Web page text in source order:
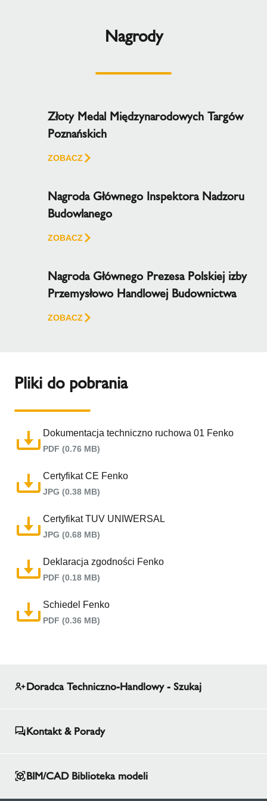
Nagrody
Złoty Medal Międzynarodowych Targów
Poznańskich
ZOBACZ
Nagroda Głównego Inspektora Nadzoru
Budowlanego
ZOBACZ
Nagroda Głównego Prezesa Polskiej izby
Przemysłowo Handlowej Budownictwa
ZOBACZ
Pliki do pobrania
Dokumentacja techniczno ruchowa 01 Fenko
PDF (0.76 MB)
Certyfikat CE Fenko
JPG (0.38 MB)
Certyfikat TUV UNIWERSAL
JPG (0.68 MB)
Deklaracja zgodności Fenko
PDF (0.18 MB)
Schiedel Fenko
PDF (0.36 MB)
Doradca Techniczno-Handlowy - Szukaj
Kontakt & Porady
BIM/CAD Biblioteka modeli